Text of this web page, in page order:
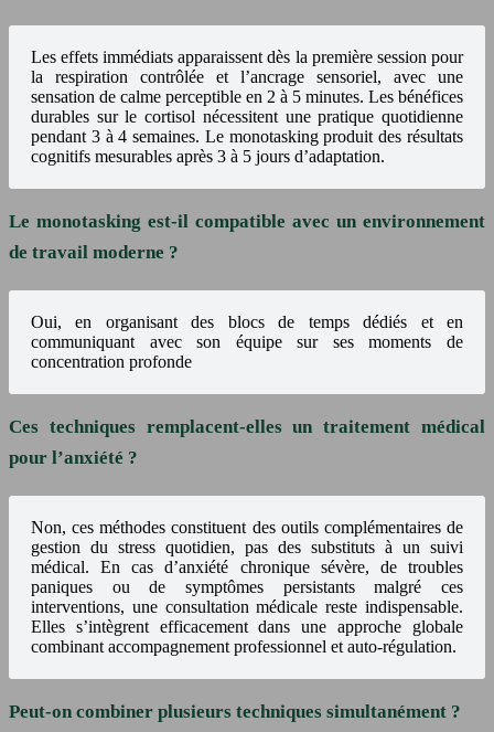
Les effets immédiats apparaissent dès la première session pour
la respiration contrôlée et l’ancrage sensoriel, avec une
sensation de calme perceptible en 2 à 5 minutes. Les bénéfices
durables sur le cortisol nécessitent une pratique quotidienne
pendant 3 à 4 semaines. Le monotasking produit des résultats
cognitifs mesurables après 3 à 5 jours d’adaptation.
Le monotasking est-il compatible avec un environnement
de travail moderne ?
Oui, en organisant des blocs de temps dédiés et en
communiquant avec son équipe sur ses moments de
concentration profonde
Ces techniques remplacent-elles un traitement médical
pour l’anxiété ?
Non, ces méthodes constituent des outils complémentaires de
gestion du stress quotidien, pas des substituts à un suivi
médical. En cas d’anxiété chronique sévère, de troubles
paniques ou de symptômes persistants malgré ces
interventions, une consultation médicale reste indispensable.
Elles s’intègrent efficacement dans une approche globale
combinant accompagnement professionnel et auto-régulation.
Peut-on combiner plusieurs techniques simultanément ?